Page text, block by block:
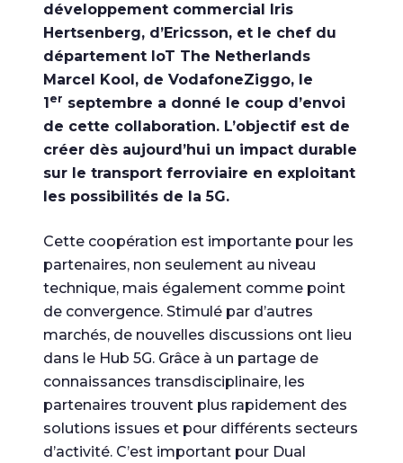
développement commercial Iris
Hertsenberg, d’Ericsson, et le chef du
département IoT The Netherlands
Marcel Kool, de VodafoneZiggo, le
1er septembre a donné le coup d’envoi
de cette collaboration. L’objectif est de
créer dès aujourd’hui un impact durable
sur le transport ferroviaire en exploitant
les possibilités de la 5G.
Cette coopération est importante pour les
partenaires, non seulement au niveau
technique, mais également comme point
de convergence. Stimulé par d’autres
marchés, de nouvelles discussions ont lieu
dans le Hub 5G. Grâce à un partage de
connaissances transdisciplinaire, les
partenaires trouvent plus rapidement des
solutions issues et pour différents secteurs
d’activité. C’est important pour Dual